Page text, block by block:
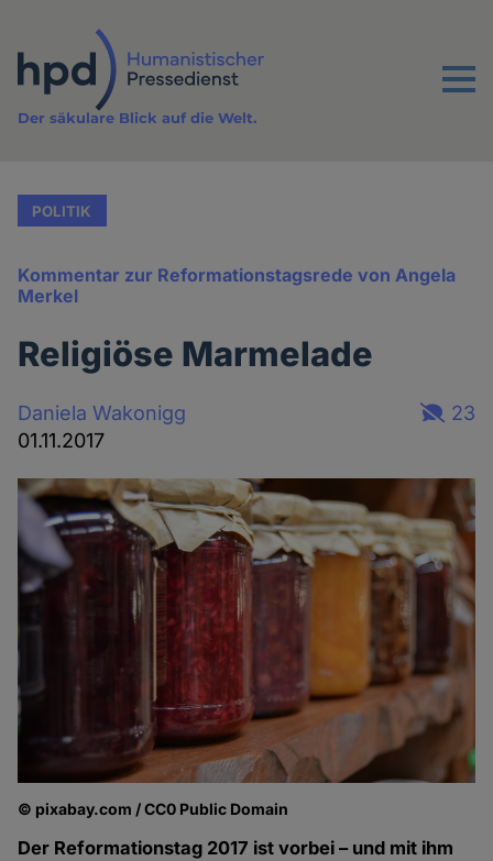
Inhalt
Menu
Der säkulare Blick auf die Welt.
POLITIK
Kommentar zur Reformationstagsrede von Angela
Merkel
Religiöse Marmelade
Daniela Wakonigg
01.11.2017
23
© pixabay.com / CC0 Public Domain
Der Reformationstag 2017 ist vorbei – und mit ihm